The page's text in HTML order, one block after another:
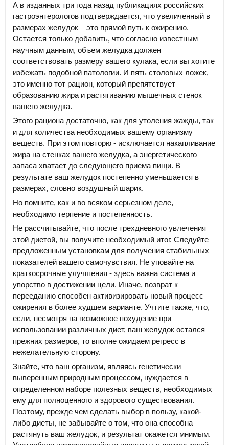
А в изданных три года назад публикациях российских
гастроэнтерологов подтверждается, что увеличенный в
размерах желудок – это прямой путь к ожирению.
Остается только добавить, что согласно известным
научным данным, объем желудка должен
соответствовать размеру вашего кулака, если вы хотите
избежать подобной патологии. И пять столовых ложек,
это именно тот рацион, который препятствует
образованию жира и растягиванию мышечных стенок
вашего желудка.
Этого рациона достаточно, как для утоления жажды, так
и для количества необходимых вашему организму
веществ. При этом повторю - исключается накапливание
жира на стенках вашего желудка, а энергетического
запаса хватает до следующего приема пищи. В
результате ваш желудок постепенно уменьшается в
размерах, словно воздушный шарик.
Но помните, как и во всяком серьезном деле,
необходимо терпение и постепенность.
Не рассчитывайте, что после трехдневного увлечения
этой диетой, вы получите необходимый итог. Следуйте
предложенным установкам для получения стабильных
показателей вашего самочувствия. Не уповайте на
краткосрочные улучшения - здесь важна система и
упорство в достижении цели. Иначе, возврат к
перееданию способен активизировать новый процесс
ожирения в более худшем варианте. Учтите также, что,
если, несмотря на возможное похудение при
использовании различных диет, ваш желудок остался
прежних размеров, то вполне ожидаем регресс в
нежелательную сторону.
Знайте, что ваш организм, являясь генетически
выверенным природным процессом, нуждается в
определенном наборе полезных веществ, необходимых
ему для полноценного и здорового существования.
Поэтому, прежде чем сделать выбор в пользу, какой-
либо диеты, не забывайте о том, что она способна
растянуть ваш желудок, и результат окажется мнимым.